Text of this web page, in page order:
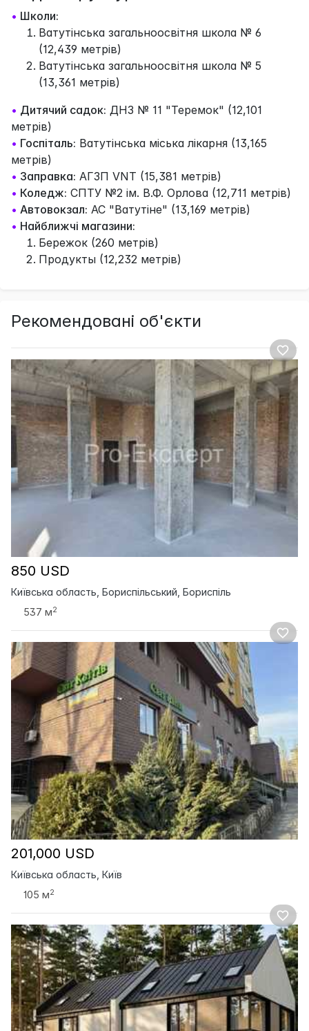
• Школи:
Ватутінська загальноосвітня школа № 6
(12,439 метрів)
Ватутінська загальноосвітня школа № 5
(13,361 метрів)
• Дитячий садок: ДНЗ № 11 "Теремок" (12,101
метрів)
• Госпіталь: Ватутінська міська лікарня (13,165
метрів)
• Заправка: АГЗП VNT (15,381 метрів)
• Коледж: СПТУ №2 ім. В.Ф. Орлова (12,711 метрів)
• Автовокзал: АС "Ватутіне" (13,169 метрів)
• Найближчі магазини:
Бережок (260 метрів)
Продукты (12,232 метрів)
Рекомендовані об'єкти
850 USD
Київська область, Бориспільський, Бориспіль
537 м2
201,000 USD
Київська область, Київ
105 м2